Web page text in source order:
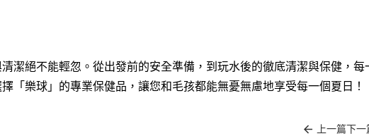
潔絕不能輕忽。從出發前的安全準備，到玩水後的徹底清潔與保健，每
「樂球」的專業保健品，讓您和毛孩都能無憂無慮地享受每一個夏日！
上一篇下一